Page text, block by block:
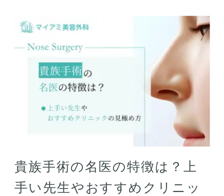
貴族手術の名医の特徴は？上
手い先生やおすすめクリニッ